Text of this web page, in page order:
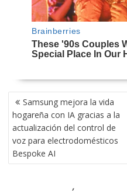
NAVEGACIÓN
DE
ENTRADAS
Samsung mejora la vida
hogareña con IA gracias a la
actualización del control de
voz para electrodomésticos
Bespoke AI